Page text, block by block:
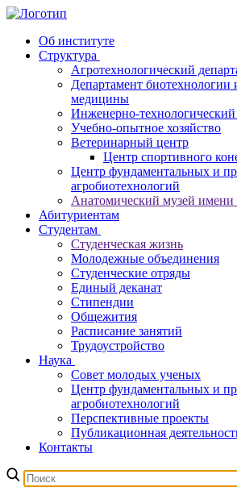
Об институте
Структура
Агротехнологический
Департамент биотехнологии
медицины
Инженерно-технологический
Учебно-опытное хозяйство
Ветеринарный центр
Центр спортивного
Центр фундаментальных и
агробиотехнологий
Анатомический музей
Абитуриентам
Студентам
Студенческая жизнь
Молодежные объединения
Студенческие отряды
Единый деканат
Стипендии
Общежития
Расписание занятий
Трудоустройство
Наука
Совет молодых ученых
Центр фундаментальных и
агробиотехнологий
Перспективные проекты
Публикационная
Контакты